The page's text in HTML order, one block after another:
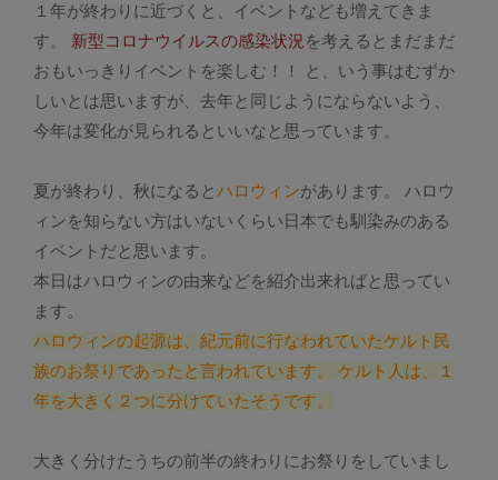
１年が終わりに近づくと、イベントなども増えてきま
す。
新型コロナウイルスの感染状況 を考えるとまだまだ
おもいっきりイベントを楽しむ！！ と、いう事はむずか
しいとは思いますが、去年と同じようにならないよう、
今年は変化が見られるといいなと思っています。
夏が終わり、秋になるとハロウィンがあります。 ハロウ
ィンを知らない方はいないくらい日本でも馴染みのある
イベントだと思います。
本日はハロウィンの由来などを紹介出来ればと思ってい
ます。
ハロウィンの起源は、紀元前に行なわれていたケルト民
族のお祭りであったと言われています。 ケルト人は、１
年を大きく２つに分けていたそうです。
大きく分けたうちの前半の終わりにお祭りをしていまし